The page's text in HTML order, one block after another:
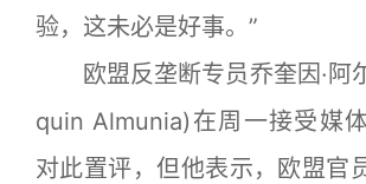
验，这未必是好事。”
欧盟反垄断专员乔奎因·阿
quin Almunia)在周一接受媒
对此置评，但他表示，欧盟官